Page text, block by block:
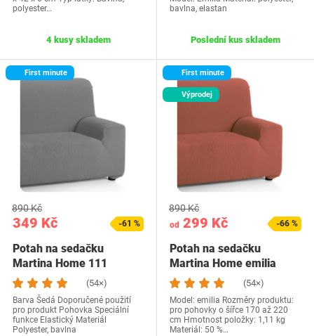
polyester…
4 kusy skladem
bavlna, elastan
Poslední kus skladem
First minute
349 Kč
890 Kč
-61 %
Potah na sedačku
Martina Home 111
(54×)
Barva Šedá Doporučené použití
pro produkt Pohovka Speciální
funkce Elastický Materiál
Polyester, bavlna
First minute
Výprodej
od 299 Kč
890 Kč
-66 %
Potah na sedačku
Martina Home emilia
(54×)
Model: emilia Rozměry produktu:
pro pohovky o šířce 170 až 220
cm Hmotnost položky: 1,11 kg
Materiál: 50 %…